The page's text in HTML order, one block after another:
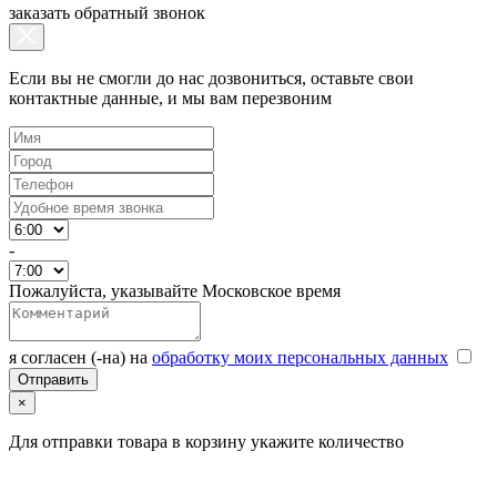
заказать обратный звонок
Если вы не смогли до нас дозвониться, оставьте свои
контактные данные, и мы вам перезвоним
-
Пожалуйста, указывайте Московское время
я согласен (-на) на обработку моих персональных данных
×
Для отправки товара в корзину укажите количество